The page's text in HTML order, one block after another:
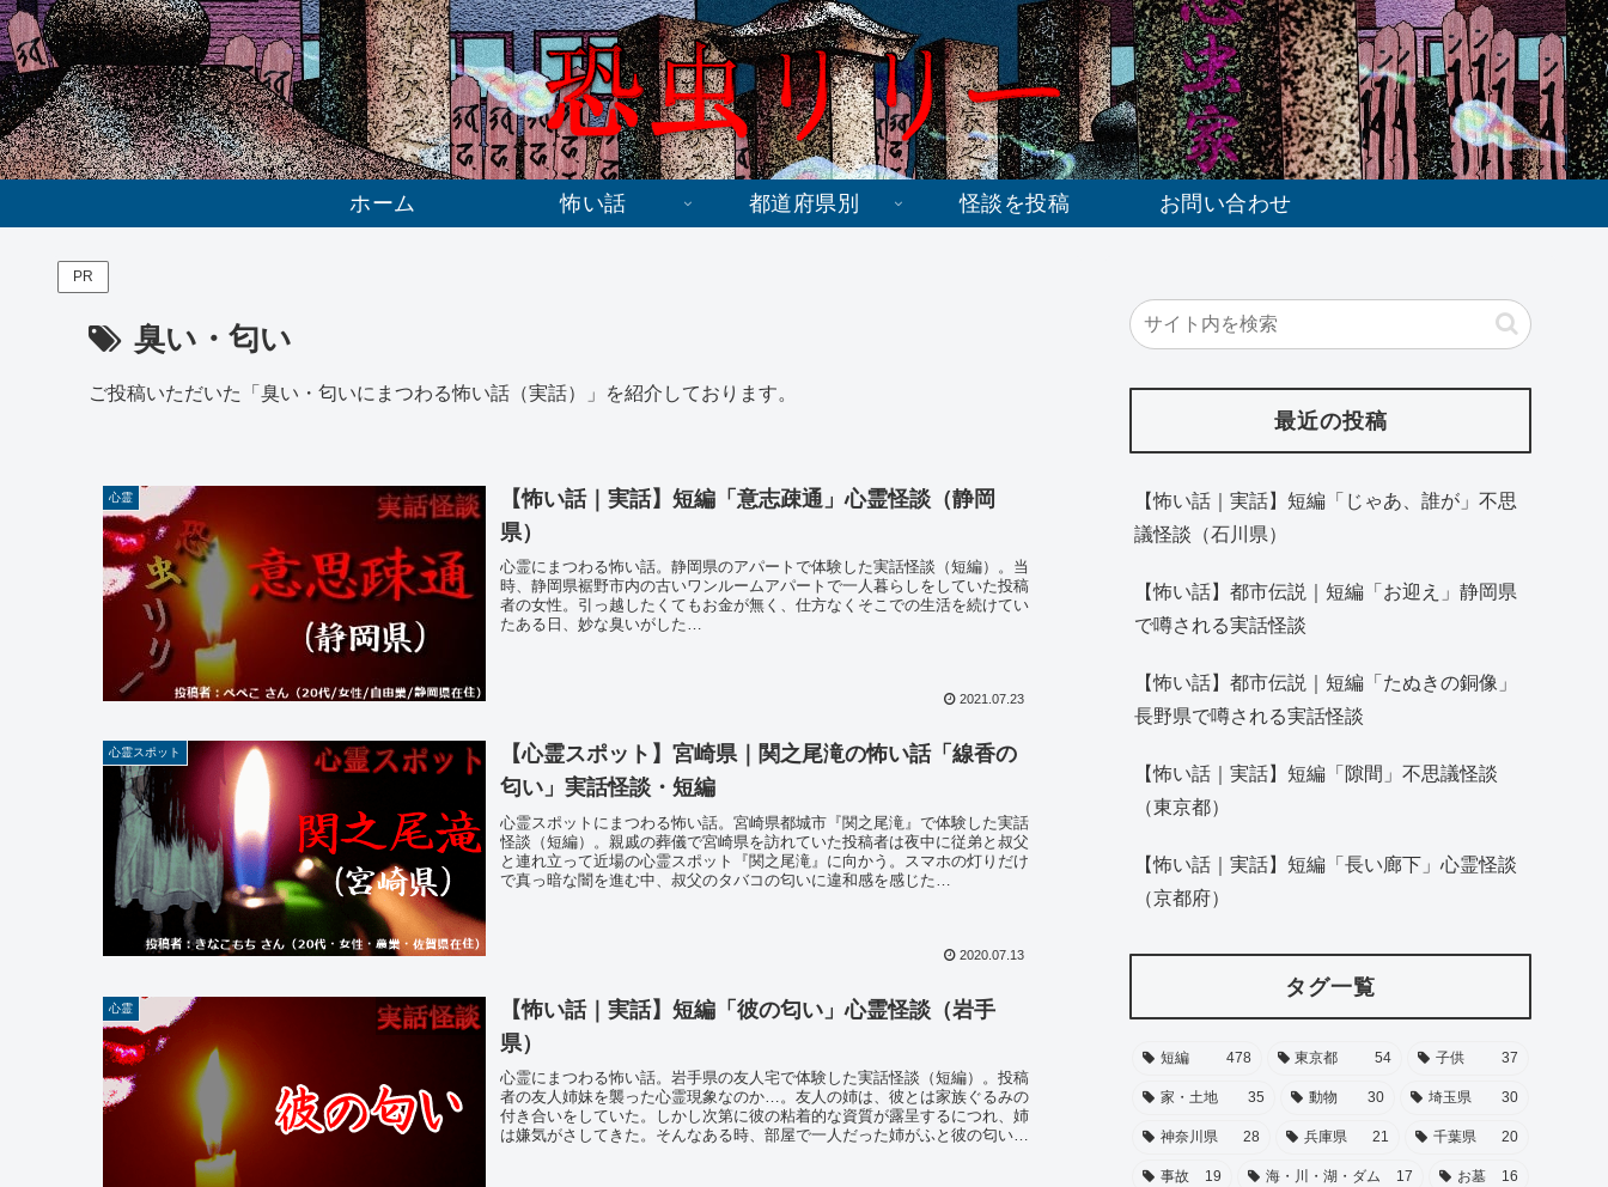
ホーム 怖い話 都道府県別 怪談を投稿 お問い合わせ
PR
臭い・匂い
ご投稿いただいた「臭い・匂いにまつわる怖い話（実話）」を紹介しております。
心霊
【怖い話｜実話】短編「意志疎通」心霊怪談（静岡
県）
心霊にまつわる怖い話。静岡県のアパートで体験した実話怪談（短編）。当
時、静岡県裾野市内の古いワンルームアパートで一人暮らしをしていた投稿
者の女性。引っ越したくてもお金が無く、仕方なくそこでの生活を続けてい
たある日、妙な臭いがした…
2021.07.23
心霊スポット
【心霊スポット】宮崎県｜関之尾滝の怖い話「線香の
匂い」実話怪談・短編
心霊スポットにまつわる怖い話。宮崎県都城市『関之尾滝』で体験した実話
怪談（短編）。親戚の葬儀で宮崎県を訪れていた投稿者は夜中に従弟と叔父
と連れ立って近場の心霊スポット『関之尾滝』に向かう。スマホの灯りだけ
で真っ暗な闇を進む中、叔父のタバコの匂いに違和感を感じた…
2020.07.13
心霊
【怖い話｜実話】短編「彼の匂い」心霊怪談（岩手
県）
心霊にまつわる怖い話。岩手県の友人宅で体験した実話怪談（短編）。投稿
者の友人姉妹を襲った心霊現象なのか…。友人の姉は、彼とは家族ぐるみの
付き合いをしていた。しかし次第に彼の粘着的な資質が露呈するにつれ、姉
は嫌気がさしてきた。そんなある時、部屋で一人だった姉がふと彼の匂いを
最近の投稿
【怖い話｜実話】短編「じゃあ、誰が」不思
議怪談（石川県）
【怖い話】都市伝説｜短編「お迎え」静岡県
で噂される実話怪談
【怖い話】都市伝説｜短編「たぬきの銅像」
長野県で噂される実話怪談
【怖い話｜実話】短編「隙間」不思議怪談
（東京都）
【怖い話｜実話】短編「長い廊下」心霊怪談
（京都府）
タグ一覧
短編 478 東京都 54 子供 37
家・土地 35 動物 30 埼玉県 30
神奈川県 28 兵庫県 21 千葉県 20
事故 19 海・川・湖・ダム 17 お墓 16